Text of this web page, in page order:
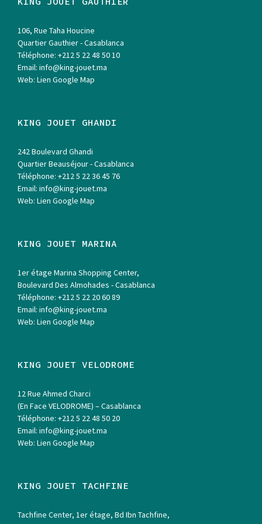
106, Rue Taha Houcine
Quartier Gauthier - Casablanca
Téléphone: +212 5 22 48 50 10
Email: info@king-jouet.ma
Web: Lien Google Map
KING JOUET GHANDI
242 Boulevard Ghandi
Quartier Beauséjour - Casablanca
Téléphone: +212 5 22 36 45 76
Email: info@king-jouet.ma
Web: Lien Google Map
KING JOUET MARINA
1er étage Marina Shopping Center,
Boulevard Des Almohades - Casablanca
Téléphone: +212 5 22 20 60 89
Email: info@king-jouet.ma
Web: Lien Google Map
KING JOUET VELODROME
12 Rue Ahmed Charci
(En Face VELODROME) – Casablanca
Téléphone: +212 5 22 48 50 20
Email: info@king-jouet.ma
Web: Lien Google Map
KING JOUET TACHFINE
Tachfine Center, 1er étage, Bd Ibn Tachfine,